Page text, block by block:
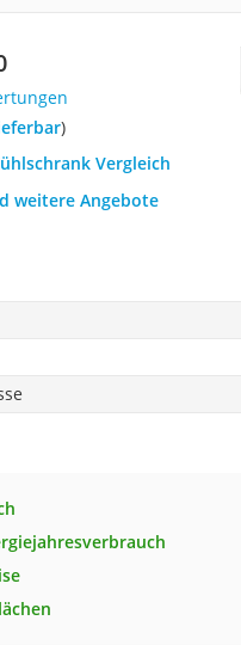
)
Vergleich
weitere Angebote